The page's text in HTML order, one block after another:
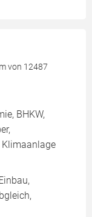
von 12487
BHKW,